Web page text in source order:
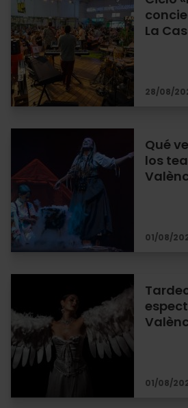
La
28/08/
Qué
los
01/08/
01/08/